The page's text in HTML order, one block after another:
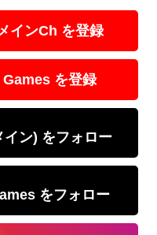
インCh を登録
を登録
イン) をフォロー
をフォロー